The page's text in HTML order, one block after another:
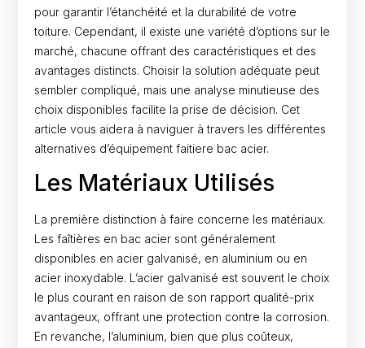
pour garantir l’étanchéité et la durabilité de votre
toiture. Cependant, il existe une variété d’options sur le
marché, chacune offrant des caractéristiques et des
avantages distincts. Choisir la solution adéquate peut
sembler compliqué, mais une analyse minutieuse des
choix disponibles facilite la prise de décision. Cet
article vous aidera à naviguer à travers les différentes
alternatives d’équipement faitiere bac acier.
Les Matériaux Utilisés
La première distinction à faire concerne les matériaux.
Les faîtières en bac acier sont généralement
disponibles en acier galvanisé, en aluminium ou en
acier inoxydable. L’acier galvanisé est souvent le choix
le plus courant en raison de son rapport qualité-prix
avantageux, offrant une protection contre la corrosion.
En revanche, l’aluminium, bien que plus coûteux,